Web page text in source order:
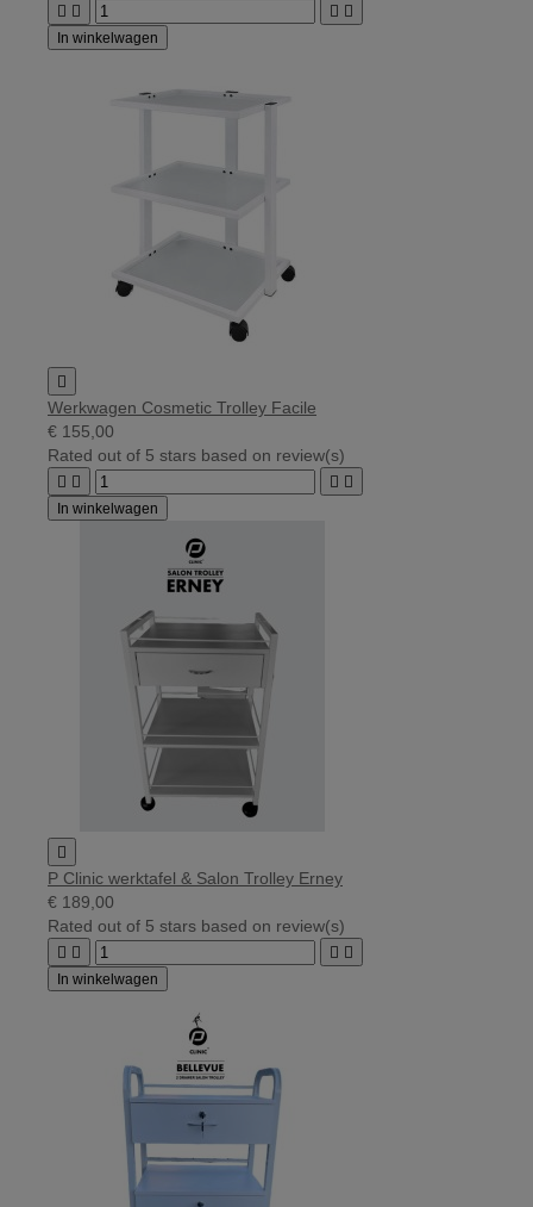
   
In winkelwagen

Werkwagen Cosmetic Trolley Facile
€ 155,00
Rated out of 5 stars based on review(s)
   
In winkelwagen

P Clinic werktafel & Salon Trolley Erney
€ 189,00
Rated out of 5 stars based on review(s)
   
In winkelwagen